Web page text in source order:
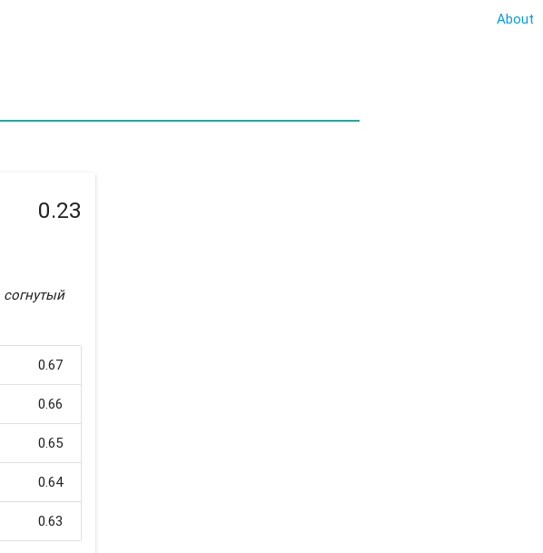
About
0.23
согнутый
0.67
0.66
0.65
0.64
0.63